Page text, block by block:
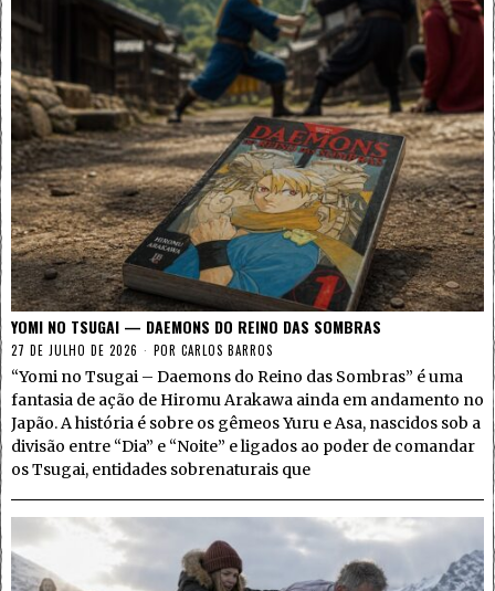
YOMI NO TSUGAI — DAEMONS DO REINO DAS SOMBRAS
27 DE JULHO DE 2026 POR CARLOS BARROS
“Yomi no Tsugai – Daemons do Reino das Sombras” é uma
fantasia de ação de Hiromu Arakawa ainda em andamento no
Japão. A história é sobre os gêmeos Yuru e Asa, nascidos sob a
divisão entre “Dia” e “Noite” e ligados ao poder de comandar
os Tsugai, entidades sobrenaturais que